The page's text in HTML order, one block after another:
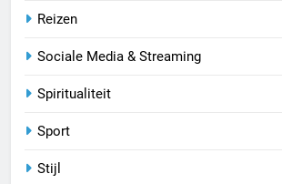
Reizen
Sociale Media & Streaming
Spiritualiteit
Sport
Stijl